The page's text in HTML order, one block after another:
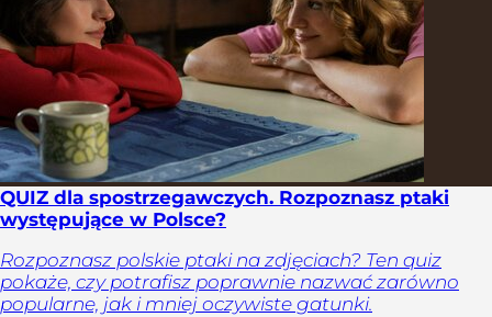
QUIZ dla spostrzegawczych. Rozpoznasz ptaki
występujące w Polsce?
Rozpoznasz polskie ptaki na zdjęciach? Ten quiz
pokaże, czy potrafisz poprawnie nazwać zarówno
popularne, jak i mniej oczywiste gatunki.